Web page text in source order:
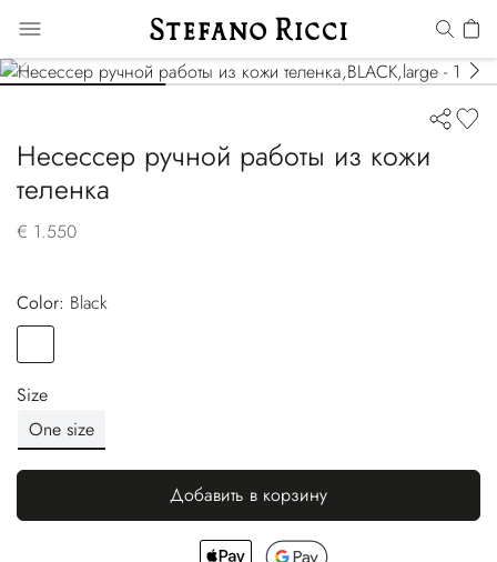
Несессер ручной работы из кожи
теленка
€ 1.550
Color:
black
Size
One size
Добавить в корзину